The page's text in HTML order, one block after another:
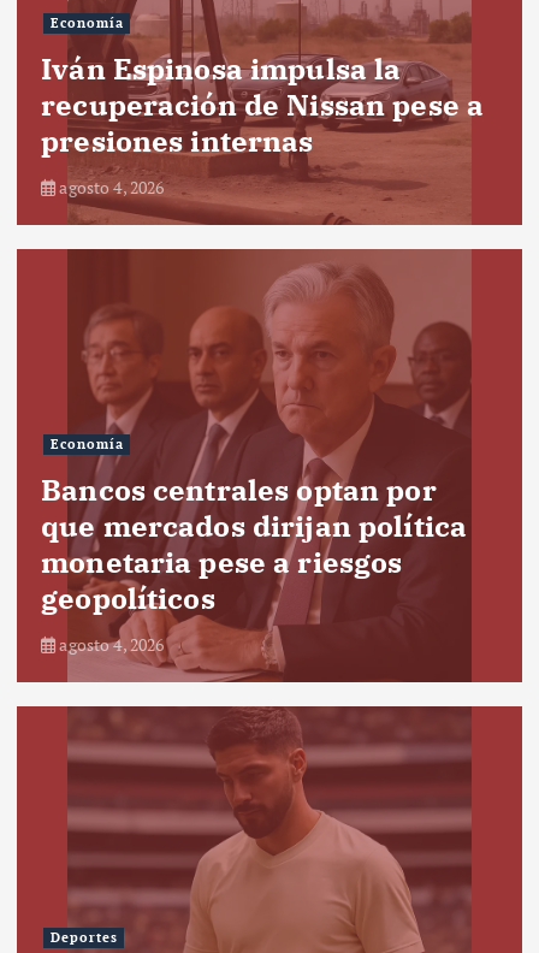
Economía
Iván Espinosa impulsa la
recuperación de Nissan pese a
presiones internas
agosto 4, 2026
Economía
Bancos centrales optan por
que mercados dirijan política
monetaria pese a riesgos
geopolíticos
agosto 4, 2026
Deportes